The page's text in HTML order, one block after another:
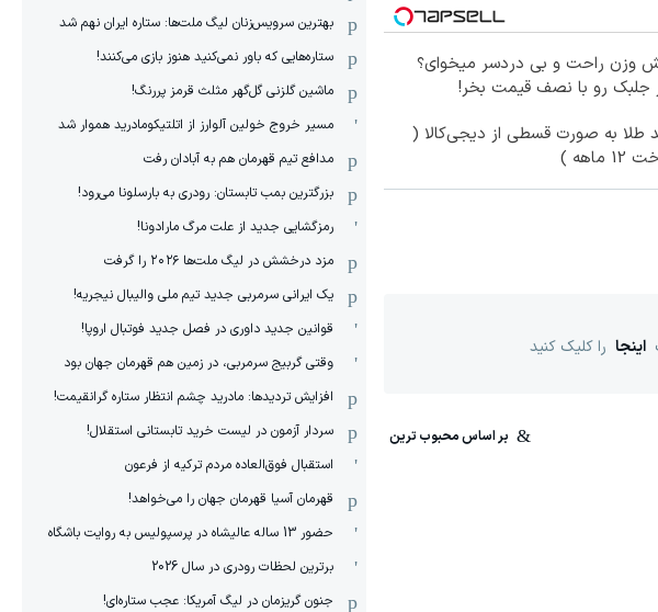
وزن راحت و بی دردسر میخوای؟
جلبک رو با نصف قیمت بخر!
طلا به صورت قسطی از دیجی‌کالا (
ماهه )
اینجا را کلیک کنید
بهترین سرویس‌زنان لیگ ملت‌ها: ستاره ایران نهم شد
ستاره‌هایی که باور نمی‌کنید هنوز بازی می‌کنند!
ماشین گلزنی گل‌گهر مثلث قرمز پررنگ!
مسیر خروج خولین آلوارز از اتلتیکومادرید هموار شد
مدافع تیم قهرمان هم به آبادان رفت
بزرگترین بمب تابستان: رودری به بارسلونا می‌رود!
رمزگشایی جدید از علت مرگ مارادونا!
مزد درخشش در لیگ ملت‌ها ٢٠٢۶ را گرفت
یک ایرانی سرمربی جدید تیم ملی والیبال نیجریه!
قوانین جدید داوری در فصل جدید فوتبال اروپا!
وقتی گربیج سرمربی، در زمین هم قهرمان جهان بود
افزایش تردیدها: مادرید چشم انتظار ستاره گرانقیمت!
سردار آزمون در لیست خرید تابستانی استقلال!
استقبال فوق‌‌العاده مردم ترکیه از فرعون
قهرمان آسیا قهرمان جهان را می‌خواهد!
حضور 13 ساله عالیشاه در پرسپولیس به روایت باشگاه
برترین لحظات رودری در سال 2026
جنون گریزمان در لیگ آمریکا: عجب ستاره‌ای!